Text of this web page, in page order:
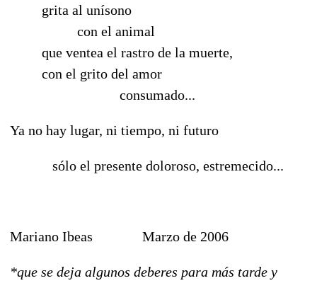
grita al unísono
con el animal
que ventea el rastro de la muerte,
con el grito del amor
consumado...
Ya no hay lugar, ni tiempo, ni futuro
sólo el presente doloroso, estremecido...
Mariano Ibeas Marzo de 2006
*que se deja algunos deberes para más tarde y